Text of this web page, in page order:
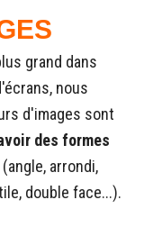
grand dans
nous
d'images sont
des formes
(angle, arrondi,
double face...).